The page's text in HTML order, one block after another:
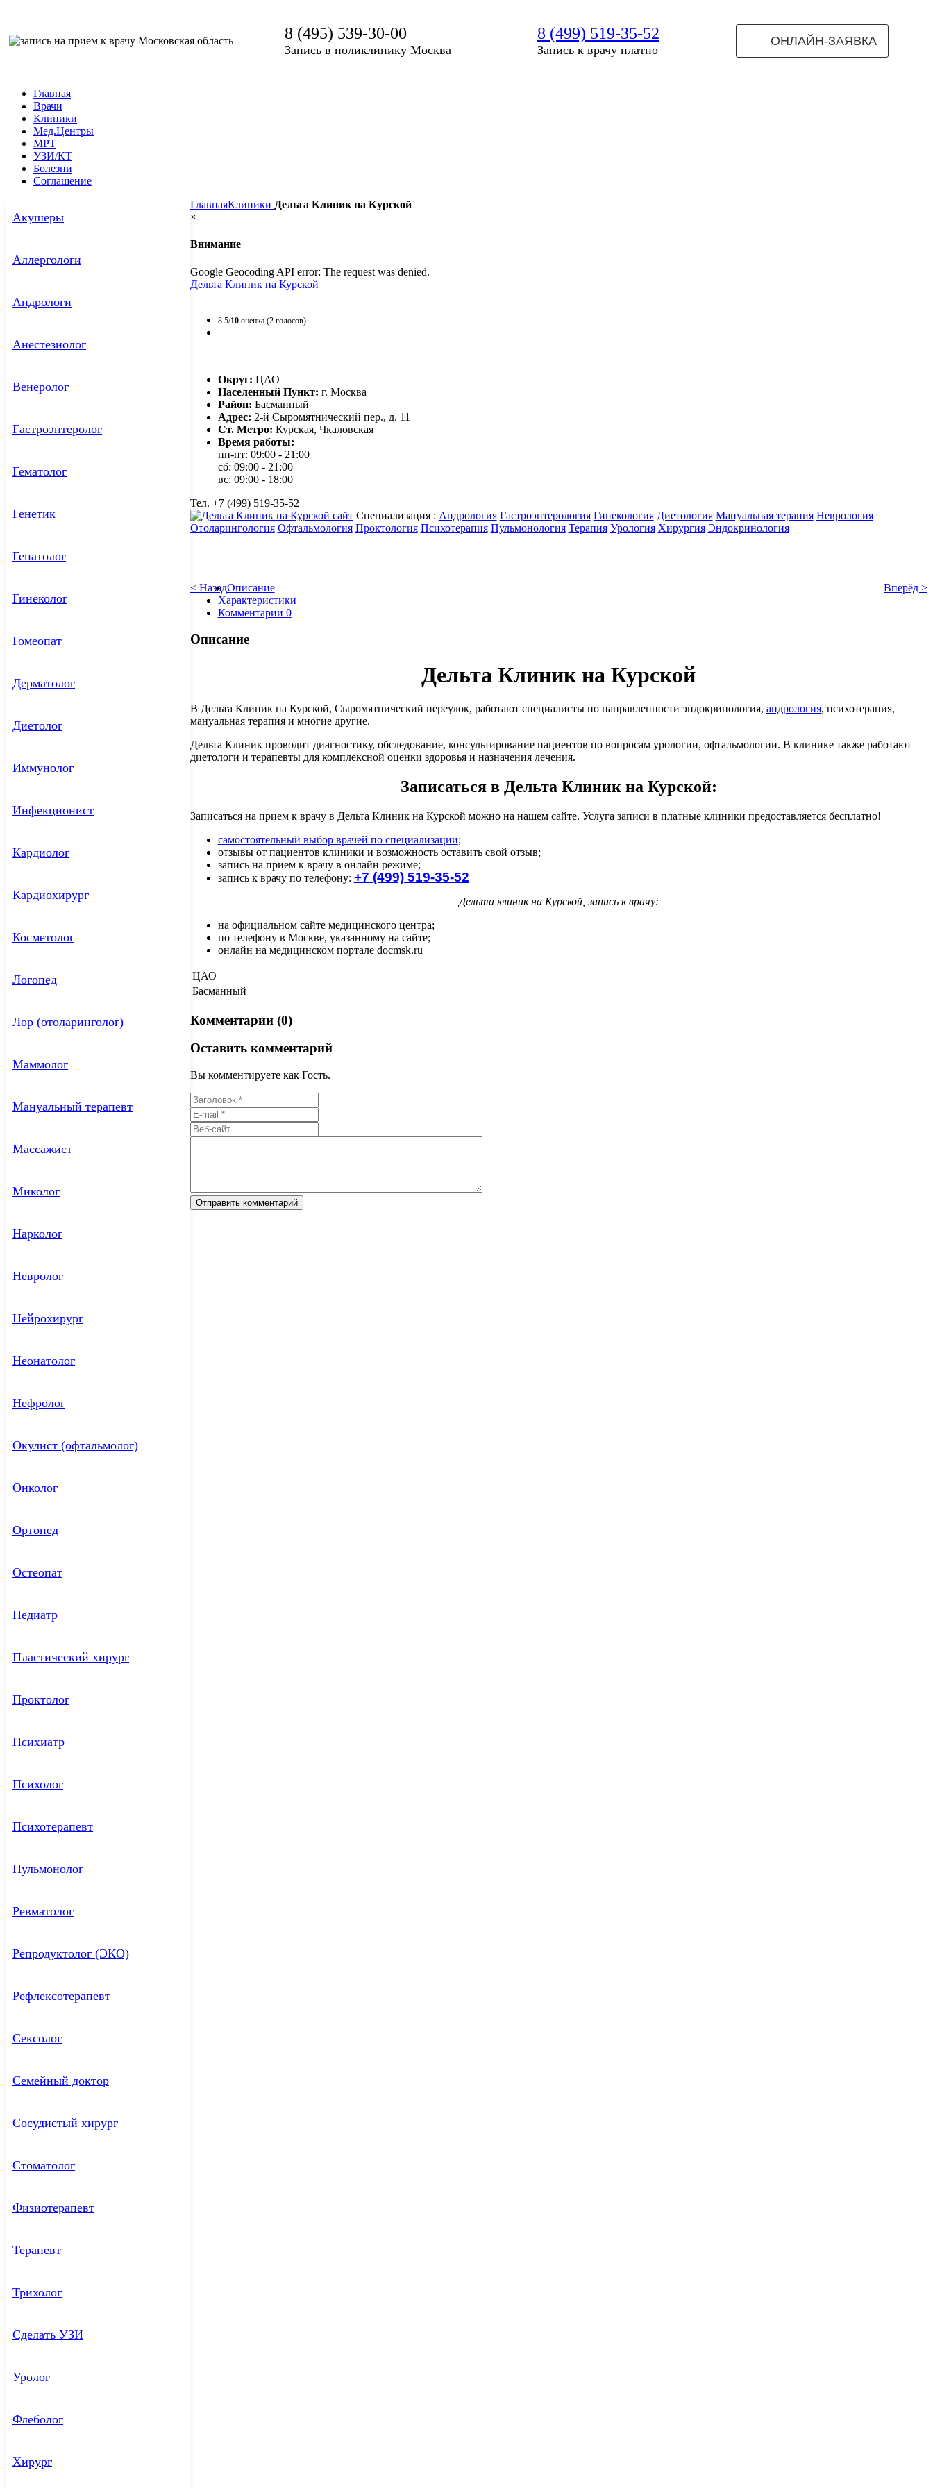
8 (495) 539-30-00
Запись в поликлинику Москва
8 (499) 519-35-52
Запись к врачу платно
ОНЛАЙН-ЗАЯВКА
Главная
Врачи
Клиники
Мед.Центры
МРТ
УЗИ/КТ
Болезни
Соглашение
ГлавнаяКлиники Дельта Клиник на Курской
×
Внимание
Google Geocoding API error: The request was denied.
Дельта Клиник на Курской
8.5/10оценка (2 голосов)
Округ: ЦАО
Населенный Пункт: г. Москва
Район: Басманный
Адрес: 2-й Сыромятнический пер., д. 11
Ст. Метро: Курская, Чкаловская
Время работы:
пн-пт: 09:00 - 21:00
сб: 09:00 - 21:00
вс: 09:00 - 18:00
Тел. +7 (499) 519-35-52
Специализация : Андрология Гастроэнтерология Гинекология Диетология Мануальная терапия Неврология
Отоларингология Офтальмология Проктология Психотерапия Пульмонология Терапия Урология Хирургия Эндокринология
< Назад Вперёд >
Описание
Характеристики
Комментарии 0
Описание
Дельта Клиник на Курской
В Дельта Клиник на Курской, Сыромятнический переулок, работают специалисты по направленности эндокринология, андрология, психотерапия,
мануальная терапия и многие другие.
Дельта Клиник проводит диагностику, обследование, консультирование пациентов по вопросам урологии, офтальмологии. В клинике также работают
диетологи и терапевты для комплексной оценки здоровья и назначения лечения.
Записаться в Дельта Клиник на Курской:
Записаться на прием к врачу в Дельта Клиник на Курской можно на нашем сайте. Услуга записи в платные клиники предоставляется бесплатно!
самостоятельный выбор врачей по специализации;
отзывы от пациентов клиники и возможность оставить свой отзыв;
запись на прием к врачу в онлайн режиме;
запись к врачу по телефону: +7 (499) 519-35-52
Дельта клиник на Курской, запись к врачу:
на официальном сайте медицинского центра;
по телефону в Москве, указанному на сайте;
онлайн на медицинском портале docmsk.ru
ЦАО
Басманный
Комментарии (0)
Оставить комментарий
Вы комментируете как Гость.
Акушеры
Аллергологи
Андрологи
Анестезиолог
Венеролог
Гастроэнтеролог
Гематолог
Генетик
Гепатолог
Гинеколог
Гомеопат
Дерматолог
Диетолог
Иммунолог
Инфекционист
Кардиолог
Кардиохирург
Косметолог
Логопед
Лор (отоларинголог)
Маммолог
Мануальный терапевт
Массажист
Миколог
Нарколог
Невролог
Нейрохирург
Неонатолог
Нефролог
Окулист (офтальмолог)
Онколог
Ортопед
Остеопат
Педиатр
Пластический хирург
Проктолог
Психиатр
Психолог
Психотерапевт
Пульмонолог
Ревматолог
Репродуктолог (ЭКО)
Рефлексотерапевт
Сексолог
Семейный доктор
Сосудистый хирург
Стоматолог
Физиотерапевт
Терапевт
Трихолог
Сделать УЗИ
Уролог
Флеболог
Хирург